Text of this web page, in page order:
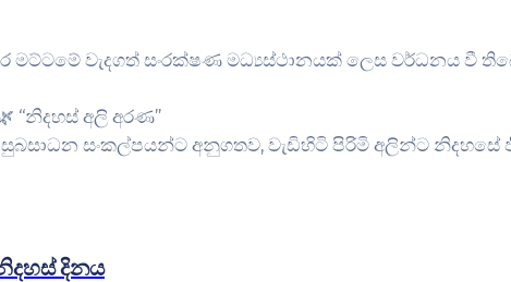
මට්ටමේ වැදගත් සංරක්ෂණ මධ්‍යස්ථානයක් ලෙස වර්ධනය වී
“නිදහස් අලි අරණ”
සංකල්පයන්ට අනුගතව, වැඩිහිටි පිරිමි අලින්ට නිදහසේ
දිනය